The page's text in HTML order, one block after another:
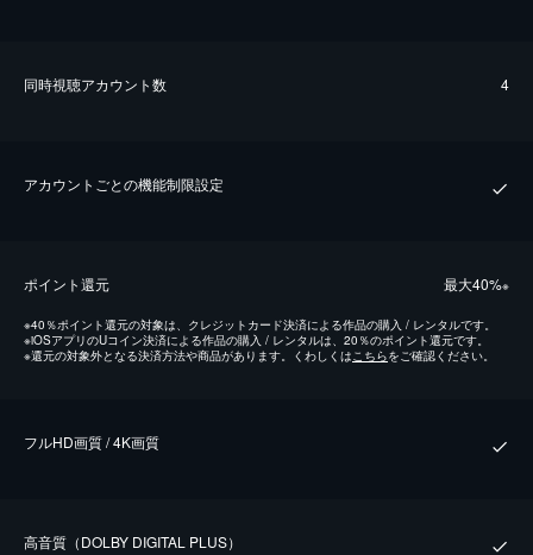
同時視聴アカウント数 4
アカウントごとの機能制限設定
ポイント還元 最⼤40%※
※40％ポイント還元の対象は、クレジットカード決済による作品の購入 / レンタルです。
※iOSアプリのUコイン決済による作品の購入 / レンタルは、20％のポイント還元です。
※還元の対象外となる決済方法や商品があります。くわしくはこちらをご確認ください。
フルHD画質 / 4K画質
⾼⾳質（DOLBY DIGITAL PLUS）